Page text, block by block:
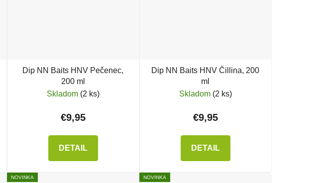
Dip NN Baits HNV Pečenec,
200 ml
Skladom (2 ks)
€9,95
DETAIL
Dip NN Baits HNV Čillina, 200
ml
Skladom (2 ks)
€9,95
DETAIL
NOVINKA NOVINKA